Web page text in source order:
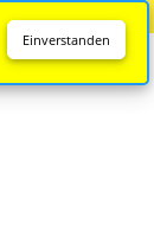
Einverstanden